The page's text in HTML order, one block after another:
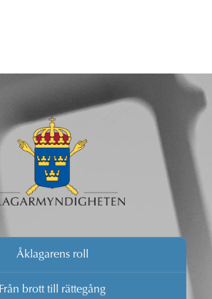
Åklagarens roll
Från brott till rättegång